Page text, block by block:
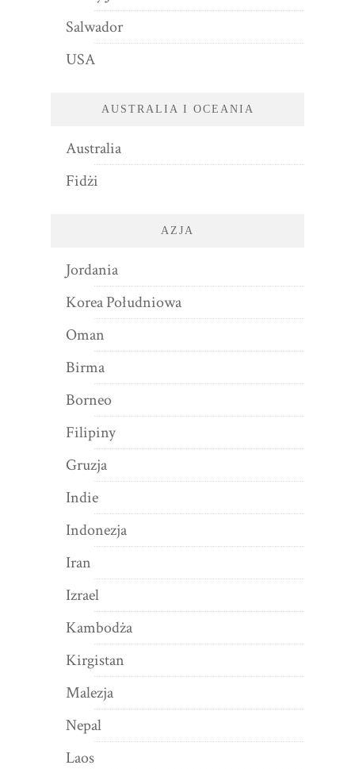
Salwador
USA
AUSTRALIA I OCEANIA
Australia
Fidżi
AZJA
Jordania
Korea Południowa
Oman
Birma
Borneo
Filipiny
Gruzja
Indie
Indonezja
Iran
Izrael
Kambodża
Kirgistan
Malezja
Nepal
Laos